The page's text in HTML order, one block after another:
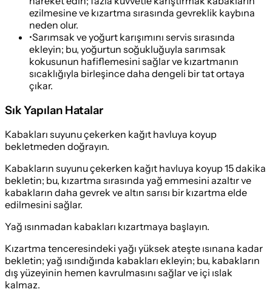
ezilmesine ve kızartma sırasında gevreklik kaybına
neden olur.
•Sarımsak ve yoğurt karışımını servis sırasında
ekleyin; bu, yoğurtun soğukluğuyla sarımsak
kokusunun hafiflemesini sağlar ve kızartmanın
sıcaklığıyla birleşince daha dengeli bir tat ortaya
çıkar.
Sık Yapılan Hatalar
Kabakları suyunu çekerken kağıt havluya koyup
bekletmeden doğrayın.
Kabakların suyunu çekerken kağıt havluya koyup 15 dakika
bekletin; bu, kızartma sırasında yağ emmesini azaltır ve
kabakların daha gevrek ve altın sarısı bir kızartma elde
edilmesini sağlar.
Yağ ısınmadan kabakları kızartmaya başlayın.
Kızartma tenceresindeki yağı yüksek ateşte ısınana kadar
bekletin; yağ ısındığında kabakları ekleyin; bu, kabakların
dış yüzeyinin hemen kavrulmasını sağlar ve içi ıslak
kalmaz.